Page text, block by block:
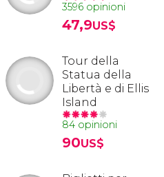
3596 opinioni
47,9US$
Tour della
Statua della
Libertà e di Ellis
Island
84 opinioni
90US$